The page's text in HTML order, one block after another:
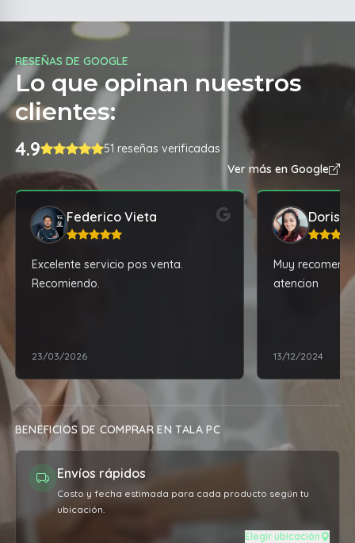
RESEÑAS DE GOOGLE
Lo que opinan nuestros
clientes:
4.9
51 reseñas verificadas
Ver más en Google
Federico Vieta
Excelente servicio pos venta.
Recomiendo.
23/03/2026
Doris
Muy
atencion
13/12/2024
BENEFICIOS DE COMPRAR EN TALA PC
Envíos rápidos
Costo y fecha estimada para cada producto según tu
ubicación.
Elegir ubicación